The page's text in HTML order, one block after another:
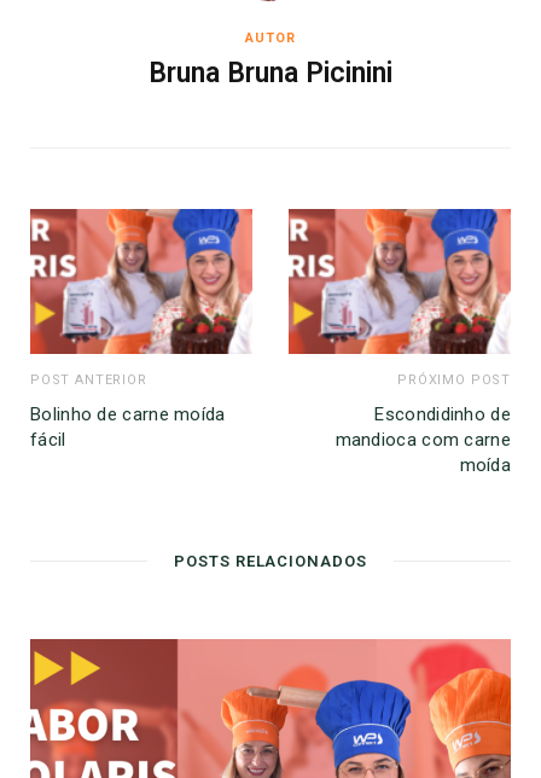
AUTOR
Bruna Bruna Picinini
POST ANTERIOR
Bolinho de carne moída
fácil
PRÓXIMO POST
Escondidinho de
mandioca com carne
moída
POSTS RELACIONADOS